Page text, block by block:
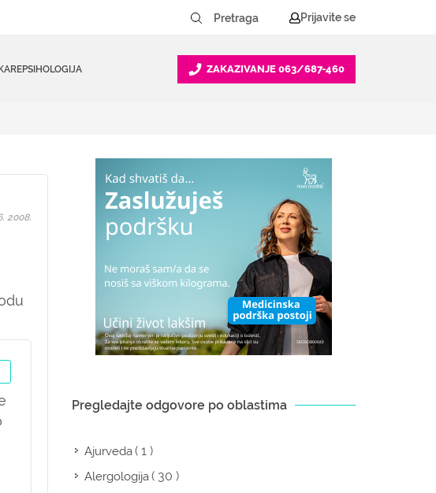
Prijavite se
PSIHOLOGIJA ZAKAZIVANJE 063/687-460
2008.
Pregledajte odgovore po oblastima
Ajurveda( 1 )
Alergologija( 30 )